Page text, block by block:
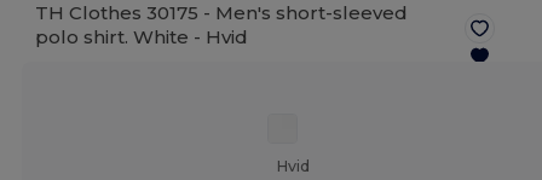
TH Clothes 30175 - Men's short-sleeved
polo shirt. White - Hvid
Hvid